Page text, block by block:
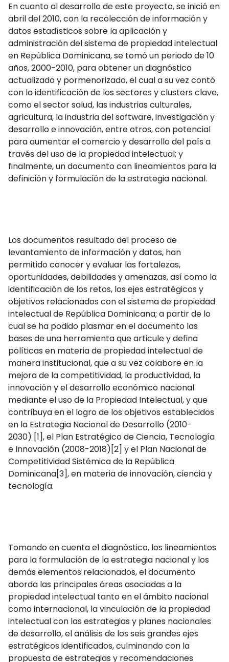
En cuanto al desarrollo de este proyecto, se inició en
abril del 2010, con la recolección de información y
datos estadísticos sobre la aplicación y
administración del sistema de propiedad intelectual
en República Dominicana, se tomó un periodo de 10
años, 2000-2010, para obtener un diagnóstico
actualizado y pormenorizado, el cual a su vez contó
con la identificación de los sectores y clusters clave,
como el sector salud, las industrias culturales,
agricultura, la industria del software, investigación y
desarrollo e innovación, entre otros, con potencial
para aumentar el comercio y desarrollo del país a
través del uso de la propiedad intelectual; y
finalmente, un documento con lineamientos para la
definición y formulación de la estrategia nacional.
Los documentos resultado del proceso de
levantamiento de información y datos, han
permitido conocer y evaluar las fortalezas,
oportunidades, debilidades y amenazas, así como la
identificación de los retos, los ejes estratégicos y
objetivos relacionados con el sistema de propiedad
intelectual de República Dominicana; a partir de lo
cual se ha podido plasmar en el documento las
bases de una herramienta que articule y defina
políticas en materia de propiedad intelectual de
manera institucional, que a su vez colabore en la
mejora de la competitividad, la productividad, la
innovación y el desarrollo económico nacional
mediante el uso de la Propiedad Intelectual, y que
contribuya en el logro de los objetivos establecidos
en la Estrategia Nacional de Desarrollo (2010-
2030) [1], el Plan Estratégico de Ciencia, Tecnología
e Innovación (2008-2018)[2] y el Plan Nacional de
Competitividad Sistémica de la República
Dominicana[3], en materia de innovación, ciencia y
tecnología.
Tomando en cuenta el diagnóstico, los lineamientos
para la formulación de la estrategia nacional y los
demás elementos relacionados, el documento
aborda las principales áreas asociadas a la
propiedad intelectual tanto en el ámbito nacional
como internacional, la vinculación de la propiedad
intelectual con las estrategias y planes nacionales
de desarrollo, el análisis de los seis grandes ejes
estratégicos identificados, culminando con la
propuesta de estrategias y recomendaciones